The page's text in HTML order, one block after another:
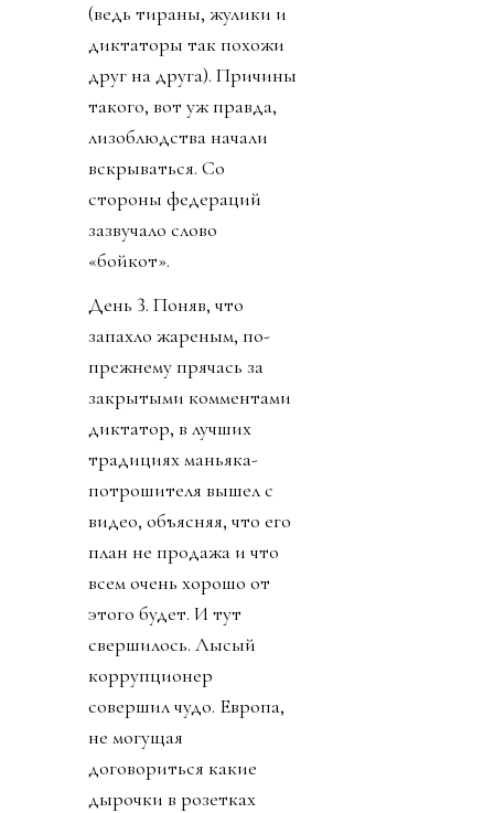
(ведь тираны, жулики и
диктаторы так похожи
друг на друга). Причины
такого, вот уж правда,
лизоблюдства начали
вскрываться. Со
стороны федераций
зазвучало слово
«бойкот».
День 3. Поняв, что
запахло жареным, по-
прежнему прячась за
закрытыми комментами
диктатор, в лучших
традициях маньяка-
потрошителя вышел с
видео, объясняя, что его
план не продажа и что
всем очень хорошо от
этого будет. И тут
свершилось. Лысый
коррупционер
совершил чудо. Европа,
не могущая
договориться какие
дырочки в розетках